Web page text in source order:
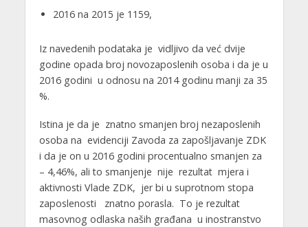
2016 na 2015 je 1159,
Iz navedenih podataka je vidljivo da već dvije
godine opada broj novozaposlenih osoba i da je u
2016 godini u odnosu na 2014 godinu manji za 35
%.
Istina je da je znatno smanjen broj nezaposlenih
osoba na evidenciji Zavoda za zapošljavanje ZDK
i da je on u 2016 godini procentualno smanjen za
– 4,46%, ali to smanjenje nije rezultat mjera i
aktivnosti Vlade ZDK, jer bi u suprotnom stopa
zaposlenosti znatno porasla. To je rezultat
masovnog odlaska naših građana u inostranstvo